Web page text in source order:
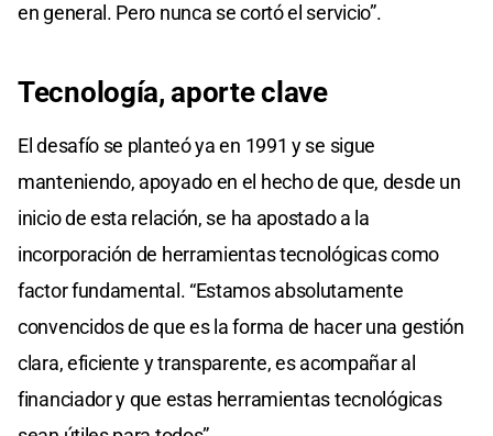
en general. Pero nunca se cortó el servicio”.
Tecnología, aporte clave
El desafío se planteó ya en 1991 y se sigue
manteniendo, apoyado en el hecho de que, desde un
inicio de esta relación, se ha apostado a la
incorporación de herramientas tecnológicas como
factor fundamental. “Estamos absolutamente
convencidos de que es la forma de hacer una gestión
clara, eficiente y transparente, es acompañar al
financiador y que estas herramientas tecnológicas